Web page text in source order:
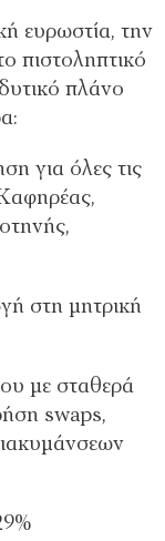
ευρωστία, την
πιστοληπτικό
πλάνο
για όλες τις
στη μητρική
με σταθερά
swaps,